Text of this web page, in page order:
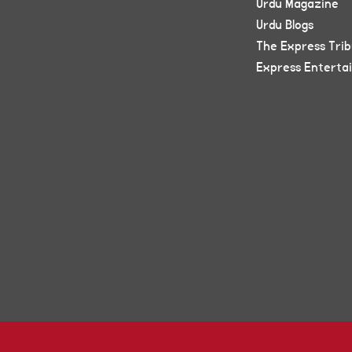
Urdu Magazine
Urdu Blogs
The Express
Express